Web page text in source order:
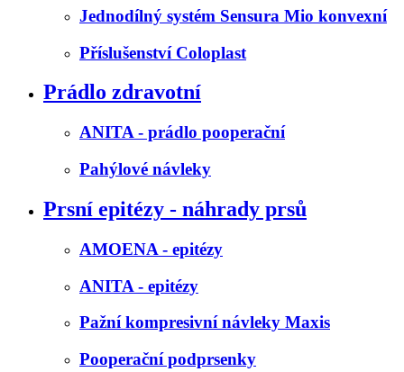
Jednodílný systém Sensura Mio konvexní
Příslušenství Coloplast
Prádlo zdravotní
ANITA - prádlo pooperační
Pahýlové návleky
Prsní epitézy - náhrady prsů
AMOENA - epitézy
ANITA - epitézy
Pažní kompresivní návleky Maxis
Pooperační podprsenky